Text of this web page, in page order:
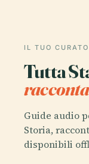
IL TUO
Tutta
Guide audio
Storia,
disponibili